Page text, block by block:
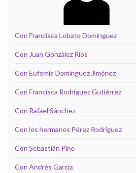
Con Francisca Lobato Domínguez
Con Juan González Ríos
Con Eufemia Domínguez Jiménez
Con Francisca Rodríguez Gutiérrez
Con Rafael Sánchez
Con los hermanos Pérez Rodríguez
Con Sebastián Pino
Con Andrés García